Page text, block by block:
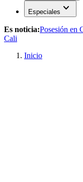
Especiales expand_more
Es noticia:Posesión en
Cali
Inicio